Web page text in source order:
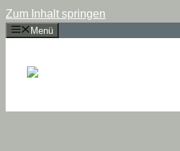
Zum Inhalt springen
Menü